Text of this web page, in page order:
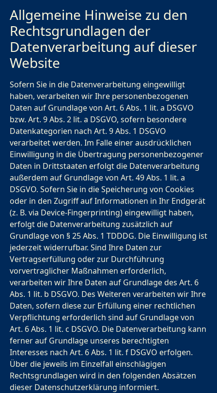
Allgemeine Hinweise zu den
Rechtsgrundlagen der
Datenverarbeitung auf dieser
Website
Sofern Sie in die Datenverarbeitung eingewilligt
haben, verarbeiten wir Ihre personenbezogenen
Daten auf Grundlage von Art. 6 Abs. 1 lit. a DSGVO
bzw. Art. 9 Abs. 2 lit. a DSGVO, sofern besondere
Datenkategorien nach Art. 9 Abs. 1 DSGVO
verarbeitet werden. Im Falle einer ausdrücklichen
Einwilligung in die Übertragung personenbezogener
Daten in Drittstaaten erfolgt die Datenverarbeitung
außerdem auf Grundlage von Art. 49 Abs. 1 lit. a
DSGVO. Sofern Sie in die Speicherung von Cookies
oder in den Zugriff auf Informationen in Ihr Endgerät
(z. B. via Device-Fingerprinting) eingewilligt haben,
erfolgt die Datenverarbeitung zusätzlich auf
Grundlage von § 25 Abs. 1 TDDDG. Die Einwilligung ist
jederzeit widerrufbar. Sind Ihre Daten zur
Vertragserfüllung oder zur Durchführung
vorvertraglicher Maßnahmen erforderlich,
verarbeiten wir Ihre Daten auf Grundlage des Art. 6
Abs. 1 lit. b DSGVO. Des Weiteren verarbeiten wir Ihre
Daten, sofern diese zur Erfüllung einer rechtlichen
Verpflichtung erforderlich sind auf Grundlage von
Art. 6 Abs. 1 lit. c DSGVO. Die Datenverarbeitung kann
ferner auf Grundlage unseres berechtigten
Interesses nach Art. 6 Abs. 1 lit. f DSGVO erfolgen.
Über die jeweils im Einzelfall einschlägigen
Rechtsgrundlagen wird in den folgenden Absätzen
dieser Datenschutzerklärung informiert.